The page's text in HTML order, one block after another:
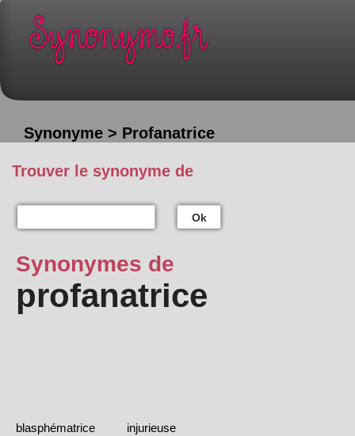
Synonyme > Profanatrice
Trouver le synonyme de
Ok
Synonymes de
profanatrice
blasphématrice
injurieuse